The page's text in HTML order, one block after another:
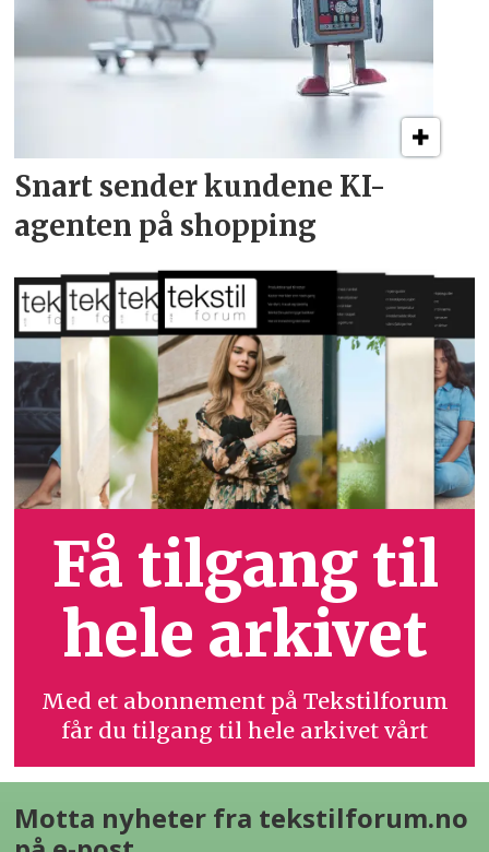
Snart sender kundene KI-
agenten på shopping
Få tilgang til
hele arkivet
Med et abonnement på Tekstilforum
får du tilgang til hele arkivet vårt
Motta nyheter fra tekstilforum.no